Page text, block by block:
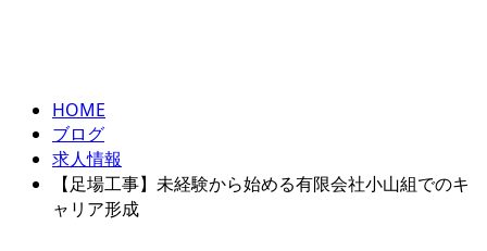
HOME
ブログ
求人情報
【足場工事】未経験から始める有限会社小山組でのキ
ャリア形成